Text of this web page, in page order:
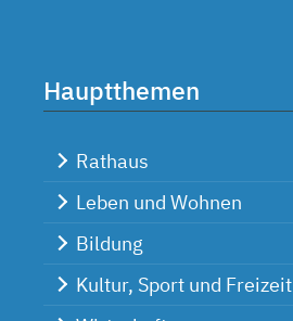
Hauptthemen
Rathaus
Leben und Wohnen
Bildung
Kultur, Sport und Freizeit